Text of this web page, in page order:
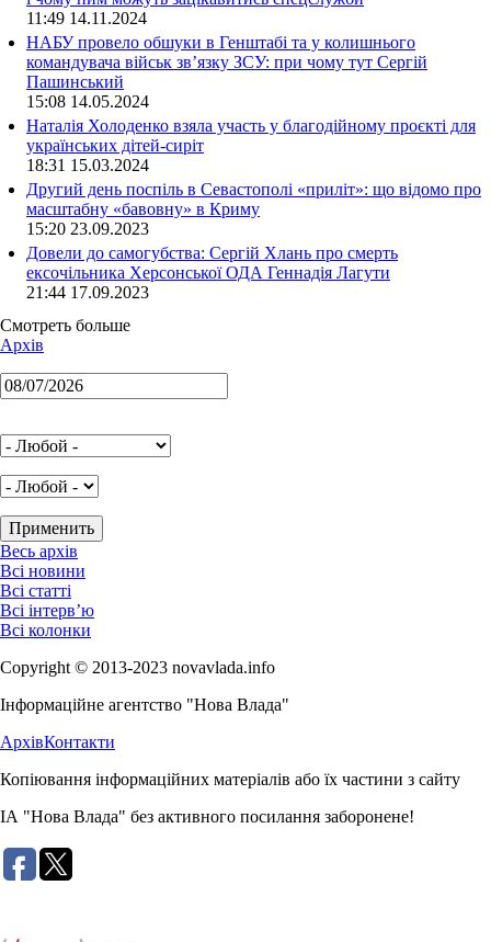
11:49 14.11.2024
НАБУ провело обшуки в Генштабі та у колишнього
командувача військ зв’язку ЗСУ: при чому тут Сергій
Пашинський
15:08 14.05.2024
Наталія Холоденко взяла участь у благодійному проєкті для
українських дітей-сиріт
18:31 15.03.2024
Другий день поспіль в Севастополі «приліт»: що відомо про
масштабну «бавовну» в Криму
15:20 23.09.2023
Довели до самогубства: Сергій Хлань про смерть
ексочільника Херсонської ОДА Геннадія Лагути
21:44 17.09.2023
Смотреть больше
Архів
Весь архів
Всі новини
Всі статті
Всі інтерв’ю
Всі колонки
Copyright © 2013-2023 novavlada.info
Інформаційне агентство "Нова Влада"
АрхівКонтакти
Копіювання інформаційних матеріалів або їх частини з сайту
ІА "Нова Влада" без активного посилання заборонене!